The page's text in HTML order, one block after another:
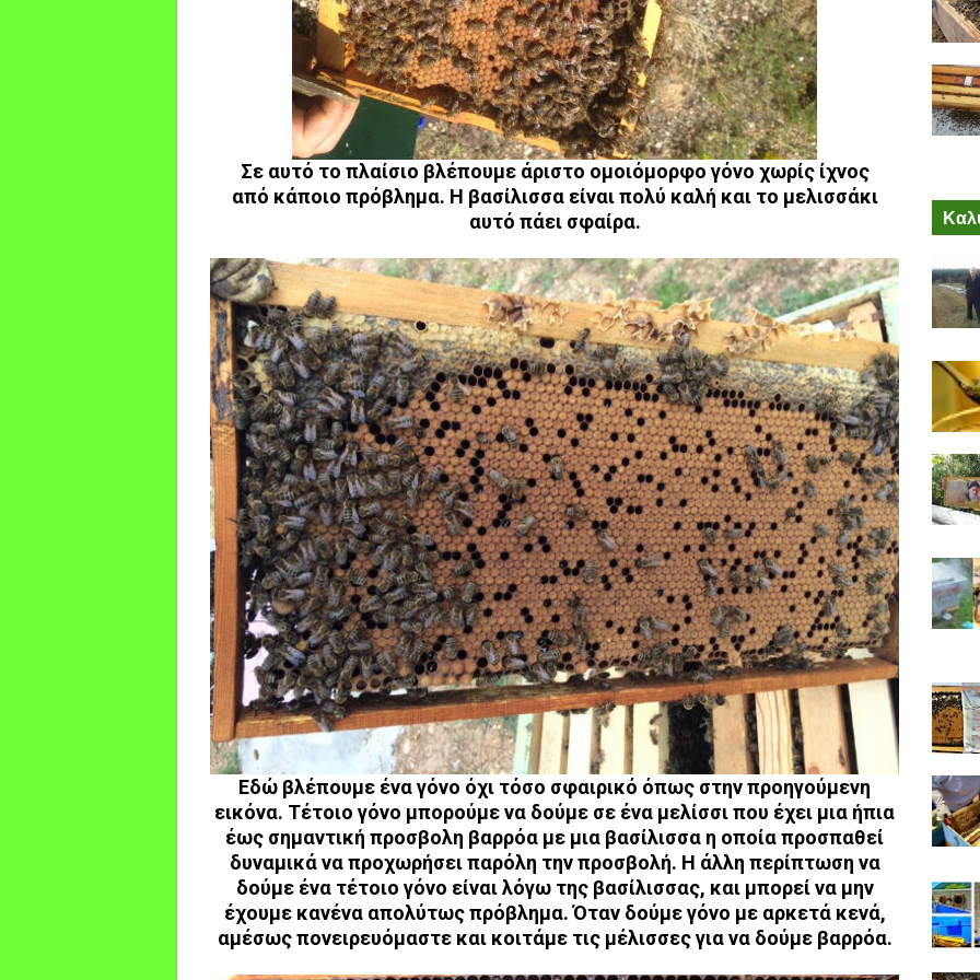
Σε αυτό το πλαίσιο βλέπουμε άριστο ομοιόμορφο γόνο χωρίς ίχνος
από κάποιο πρόβλημα. Η βασίλισσα είναι πολύ καλή και το μελισσάκι
αυτό πάει σφαίρα.
Εδώ βλέπουμε ένα γόνο όχι τόσο σφαιρικό όπως στην προηγούμενη
εικόνα. Τέτοιο γόνο μπορούμε να δούμε σε ένα μελίσσι που έχει μια ήπια
έως σημαντική προσβολη βαρρόα με μια βασίλισσα η οποία προσπαθεί
δυναμικά να προχωρήσει παρόλη την προσβολή. Η άλλη περίπτωση να
δούμε ένα τέτοιο γόνο είναι λόγω της βασίλισσας, και μπορεί να μην
έχουμε κανένα απολύτως πρόβλημα. Όταν δούμε γόνο με αρκετά κενά,
αμέσως πονειρευόμαστε και κοιτάμε τις μέλισσες για να δούμε βαρρόα.